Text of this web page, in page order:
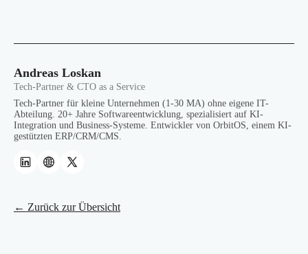
Andreas Loskan
Tech-Partner & CTO as a Service
Tech-Partner für kleine Unternehmen (1-30 MA) ohne eigene IT-
Abteilung. 20+ Jahre Softwareentwicklung, spezialisiert auf KI-
Integration und Business-Systeme. Entwickler von OrbitOS, einem KI-
gestützten ERP/CRM/CMS.
← Zurück zur Übersicht